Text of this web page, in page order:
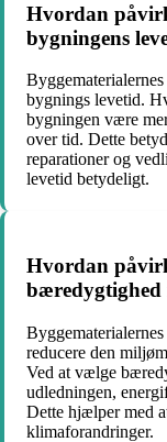
Hvordan
bygningens
bygnings levetid.
bygningen være
over tid. Dette
reparationer og
levetid betydeligt.
Hvordan
bæredygtighed
reducere den
Ved at vælge
udledningen,
Dette hjælper med
klimaforandringer.